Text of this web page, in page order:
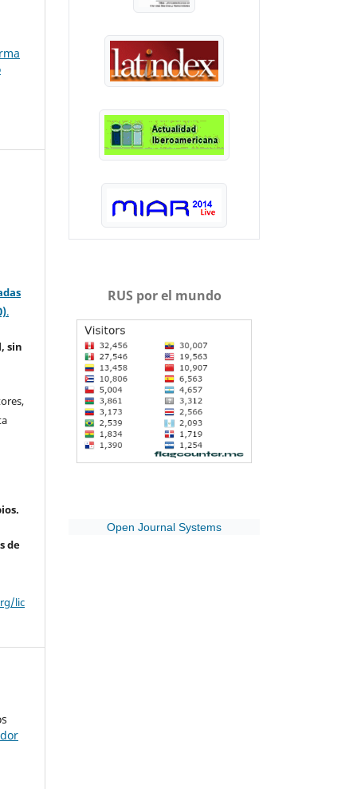
.
sin
de
lic
RUS por el mundo
Open Journal Systems